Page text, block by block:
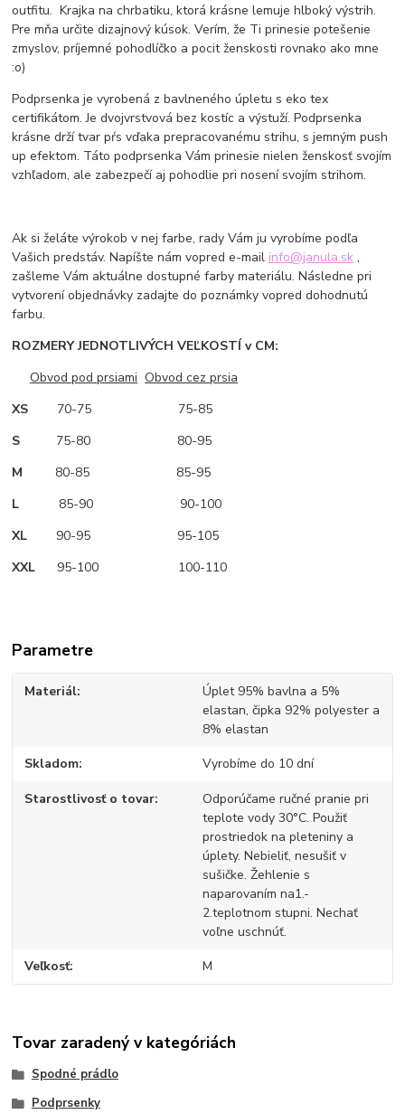
outfitu. Krajka na chrbatiku, ktorá krásne lemuje hlboký výstrih.
Pre mňa určite dizajnový kúsok. Verím, že Ti prinesie potešenie
zmyslov, príjemné pohodlíčko a pocit ženskosti rovnako ako mne
:o)
Podprsenka je vyrobená z bavlneného úpletu s eko tex
certifikátom. Je dvojvrstvová bez kostíc a výstuží. Podprsenka
krásne drží tvar pŕs vďaka prepracovanému strihu, s jemným push
up efektom. Táto podprsenka Vám prinesie nielen ženskosť svojím
vzhľadom, ale zabezpečí aj pohodlie pri nosení svojím strihom.
Ak si želáte výrokob v nej farbe, rady Vám ju vyrobíme podľa
Vašich predstáv. Napíšte nám vopred e-mail info@janula.sk ,
zašleme Vám aktuálne dostupné farby materiálu. Následne pri
vytvorení objednávky zadajte do poznámky vopred dohodnutú
farbu.
ROZMERY JEDNOTLIVÝCH VEĽKOSTÍ v CM:
Obvod pod prsiami Obvod cez prsia
XS 70-75 75-85
S 75-80 80-95
M 80-85 85-95
L 85-90 90-100
XL 90-95 95-105
XXL 95-100 100-110
Parametre
Materiál
Úplet 95% bavlna a 5%
elastan, čipka 92% polyester a
8% elastan
Skladom Vyrobíme do 10 dní
Starostlivosť o tovar
Odporúčame ručné pranie pri
teplote vody 30°C. Použiť
prostriedok na pleteniny a
úplety. Nebieliť, nesušiť v
sušičke. Žehlenie s
naparovaním na1.-
2.teplotnom stupni. Nechať
voľne uschnúť.
Veľkosť M
Tovar zaradený v kategóriách
Spodné prádlo
Podprsenky